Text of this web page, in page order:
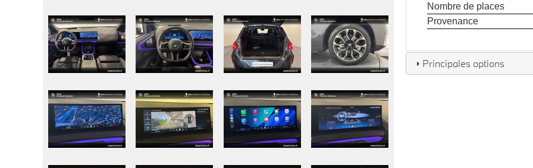
Nombre de places
Provenance
Principales options